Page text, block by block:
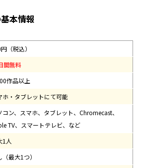
本情報
（税込）
間無料
作品以上
ホ・タブレットにて可能
コン、スマホ、タブレット、Chromecast、
TV、スマートテレビ、など
1人
（最大1つ）